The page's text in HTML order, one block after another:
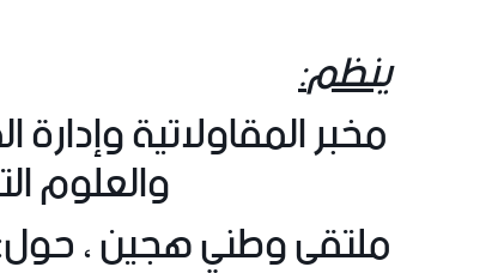
ينظم:
مخبر المقاولاتيةوالعلوم
ملتقى وطني هجين،